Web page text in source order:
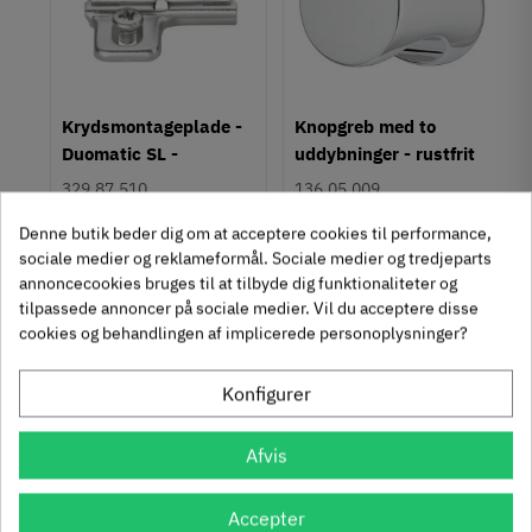
Hulafstand
Montering
M4 bolt
Type
Stil
Klassisk
Tilstand Ny
Krydsmontageplade -
Duomatic SL -
Euroskruer
329.87.510
9,25 kr -50%
4 Inkl. moms
312 stk på lager
Knopgreb med to
uddybninger - rustfrit
stål
136.05.009
14,40 kr-60%
5, 76 Inkl. moms
1131 stk på lager
Se også disse alternativer i stedet
Denne butik beder dig om at acceptere cookies til performance,
sociale medier og reklameformål. Sociale medier og tredjeparts
annoncecookies bruges til at tilbyde dig funktionaliteter og
tilpassede annoncer på sociale medier. Vil du acceptere disse
cookies og behandlingen af implicerede personoplysninger?
Konfigurer
Afvis
Accepter